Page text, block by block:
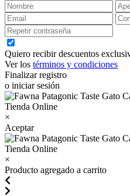
Quiero recibir descuentos
Ver los términos y condiciones
Finalizar registro
o iniciar sesión
×
Aceptar
×
Producto agregado a carrito